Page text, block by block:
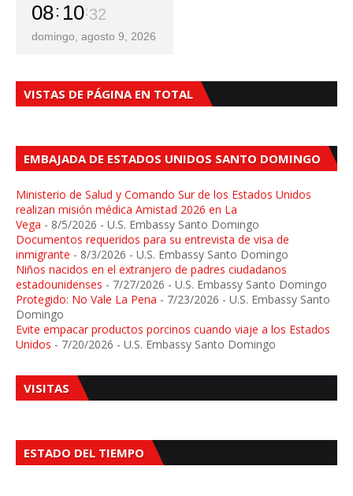
08 10 33
domingo, agosto 9, 2026
VISTAS DE PÁGINA EN TOTAL
EMBAJADA DE ESTADOS UNIDOS SANTO DOMINGO
Ministerio de Salud y Comando Sur de los Estados Unidos
realizan misión médica Amistad 2026 en La
Vega - 8/5/2026 - U.S. Embassy Santo Domingo
Documentos requeridos para su entrevista de visa de
inmigrante - 8/3/2026 - U.S. Embassy Santo Domingo
Niños nacidos en el extranjero de padres ciudadanos
estadounidenses - 7/27/2026 - U.S. Embassy Santo Domingo
Protegido: No Vale La Pena - 7/23/2026 - U.S. Embassy Santo
Domingo
Evite empacar productos porcinos cuando viaje a los Estados
Unidos - 7/20/2026 - U.S. Embassy Santo Domingo
VISITAS
ESTADO DEL TIEMPO